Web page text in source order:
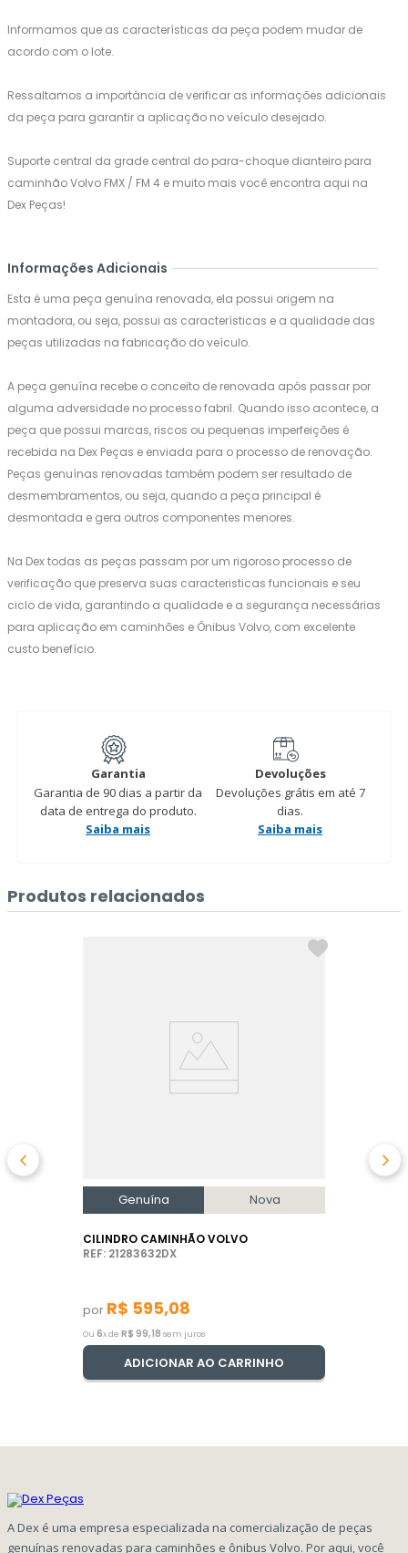
Informamos que as características da peça podem mudar de
acordo com o lote.
Ressaltamos a importância de verificar as informações adicionais
da peça para garantir a aplicação no veículo desejado.
Suporte central da grade central do para-choque dianteiro para
caminhão Volvo FMX / FM 4 e muito mais você encontra aqui na
Dex Peças!
Informações Adicionais
Esta é uma peça genuína renovada, ela possui origem na
montadora, ou seja, possui as características e a qualidade das
peças utilizadas na fabricação do veículo.
A peça genuína recebe o conceito de renovada após passar por
alguma adversidade no processo fabril. Quando isso acontece, a
peça que possui marcas, riscos ou pequenas imperfeições é
recebida na Dex Peças e enviada para o processo de renovação.
Peças genuínas renovadas também podem ser resultado de
desmembramentos, ou seja, quando a peça principal é
desmontada e gera outros componentes menores.
Na Dex todas as peças passam por um rigoroso processo de
verificação que preserva suas caracteristicas funcionais e seu
ciclo de vida, garantindo a qualidade e a segurança necessárias
para aplicação em caminhões e Ônibus Volvo, com excelente
custo benefício.
Garantia
Garantia de 90 dias a partir da
data de entrega do produto.
Saiba mais
Devoluções
Devoluções grátis em até 7
dias.
Saiba mais
Produtos relacionados
Genuína Nova
CILINDRO CAMINHÃO VOLVO
REF: 21283632DX
por R$ 595,08
Ou 6x de R$ 99,18 sem juros
ADICIONAR AO CARRINHO
A Dex é uma empresa especializada na comercialização de peças
genuínas renovadas para caminhões e ônibus Volvo. Por aqui, você